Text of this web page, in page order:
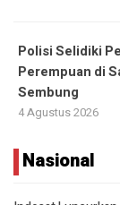
Polisi Selidiki
Perempuan di
Sembung
4 Agustus 2026
Nasional